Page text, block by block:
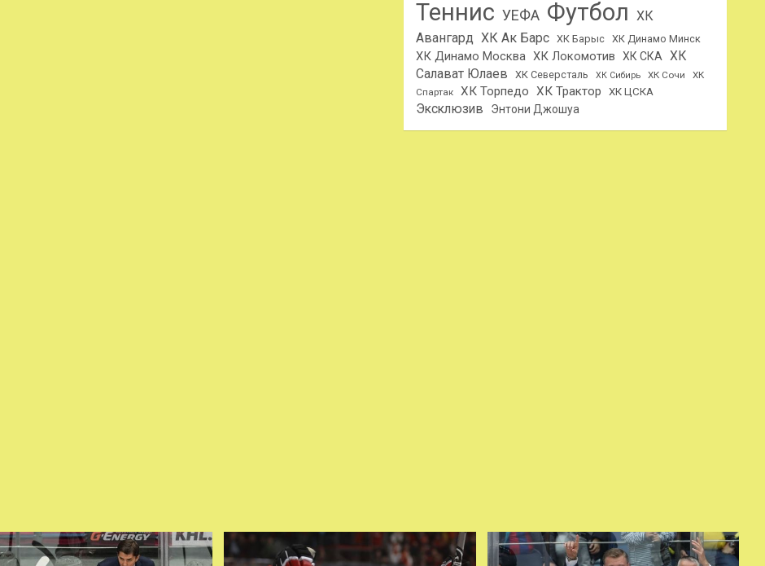
Теннис УЕФА Футбол ХК
Авангард ХК Ак Барс ХК Барыс ХК Динамо Минск
ХК Динамо Москва ХК Локомотив ХК СКА
ХК
Салават Юлаев
ХК Северсталь ХК Сибирь ХК Сочи
ХК
Спартак
ХК Торпедо ХК Трактор ХК ЦСКА
Эксклюзив Энтони Джошуа